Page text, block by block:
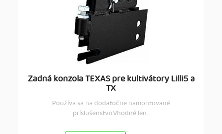
Zadná konzola TEXAS pre kultivátory Lilli5 a
TX
Používa sa na dodatočne namontované
príslušenstvo.Vhodné len...